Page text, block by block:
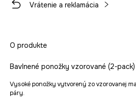
Vrátenie a reklamácia
O produkte
Bavlnené ponožky vzorované (2-pack)
Vysoké ponožky vytvorený zo vzorovanej
páry.